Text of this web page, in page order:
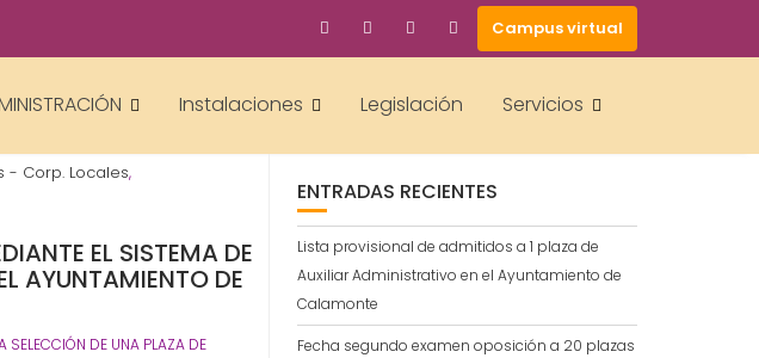
Campus virtual
Instalaciones Legislación Servicios
- Corp. Locales,
EL SISTEMA DE
AYUNTAMIENTO DE
SELECCIÓN DE UNA PLAZA DE
ENTRADAS RECIENTES
Lista provisional de admitidos a 1 plaza de
Auxiliar Administrativo en el Ayuntamiento de
Calamonte
Fecha segundo examen oposición a 20 plazas